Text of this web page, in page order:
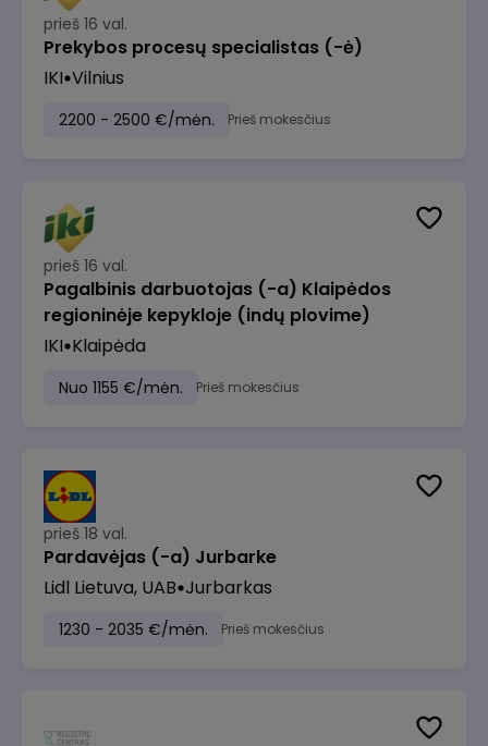
prieš 16 val.
Prekybos procesų specialistas (-ė)
IKI Vilnius
2200 - 2500 €/mėn. Prieš mokesčius
prieš 16 val.
Pagalbinis darbuotojas (-a) Klaipėdos
regioninėje kepykloje (indų plovime)
IKI Klaipėda
Nuo 1155 €/mėn. Prieš mokesčius
prieš 18 val.
Pardavėjas (-a) Jurbarke
Lidl Lietuva, UAB Jurbarkas
1230 - 2035 €/mėn. Prieš mokesčius